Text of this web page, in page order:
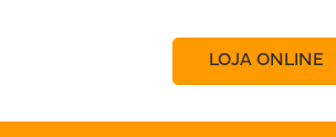
LOJA ONLINE